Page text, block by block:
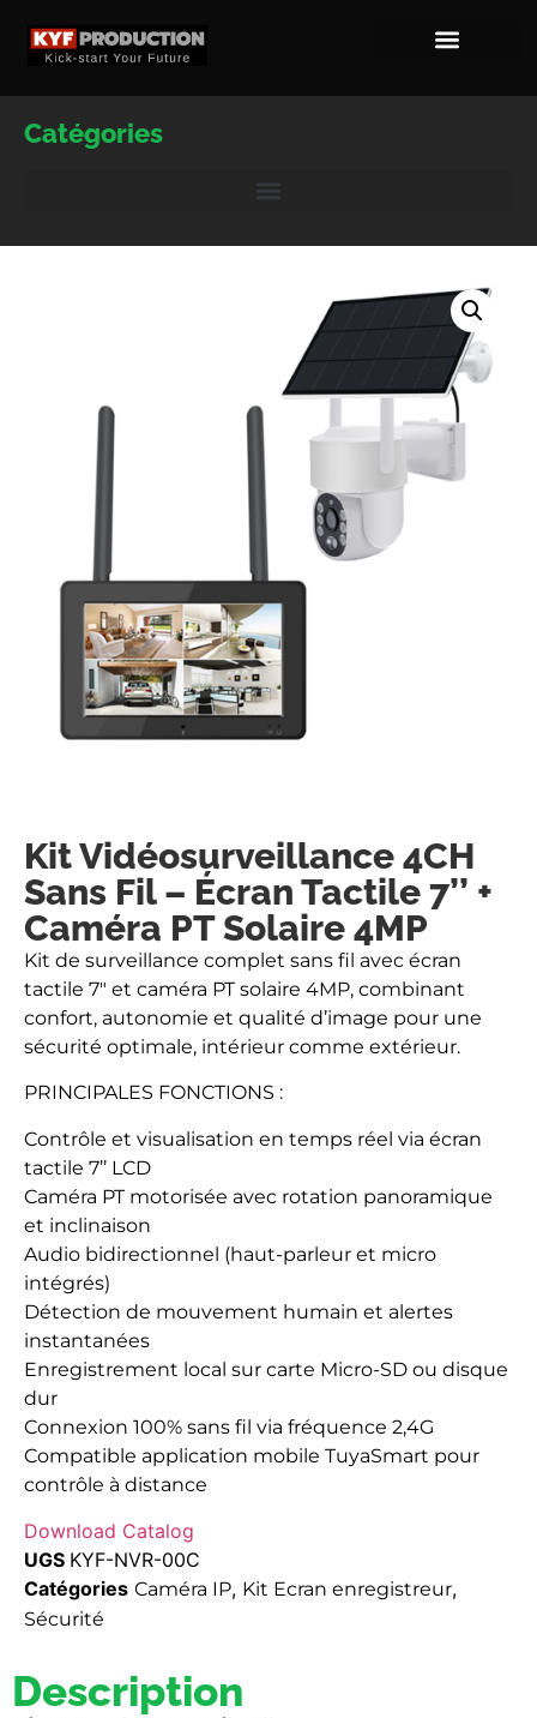
Catégories
Kit Vidéosurveillance 4CH
Sans Fil – Écran Tactile 7’’ +
Caméra PT Solaire 4MP
Kit de surveillance complet sans fil avec écran
tactile 7″ et caméra PT solaire 4MP, combinant
confort, autonomie et qualité d’image pour une
sécurité optimale, intérieur comme extérieur.
PRINCIPALES FONCTIONS :
Contrôle et visualisation en temps réel via écran
tactile 7’’ LCD
Caméra PT motorisée avec rotation panoramique
et inclinaison
Audio bidirectionnel (haut-parleur et micro
intégrés)
Détection de mouvement humain et alertes
instantanées
Enregistrement local sur carte Micro-SD ou disque
dur
Connexion 100% sans fil via fréquence 2,4G
Compatible application mobile TuyaSmart pour
contrôle à distance
Download Catalog
UGS KYF-NVR-00C
Catégories Caméra IP, Kit Ecran enregistreur,
Sécurité
Description